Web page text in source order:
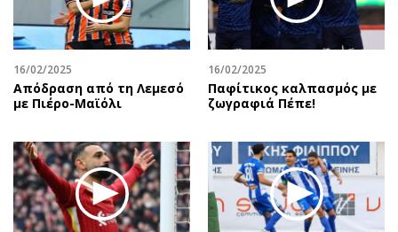
Περιβάλλον
Ελλάδα
Κόσμος
Παράξενα
Πολιτισμός
Σινεμά
Θέατρο-Χορός
Μουσική
Εικαστικά
Ταξίδια
Συνταγές
Έξοδος
Media
Εκπομπές
Wine routes
Podcasts
Uncut
Προσφορές
16/02/2025
Απόδραση από τη Λεμεσό
με Πιέρο-Μαϊόλι
16/02/2025
Παφίτικος καλπασμός με
ζωγραφιά Πέπε!